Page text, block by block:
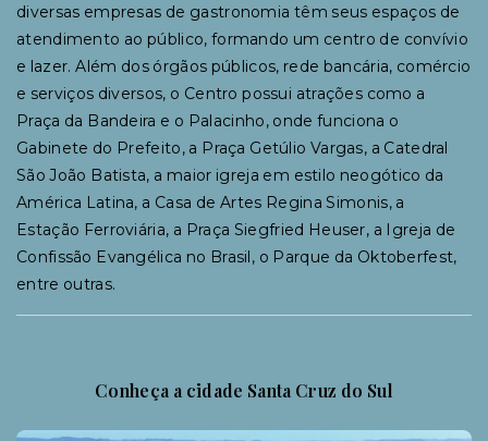
diversas empresas de gastronomia têm seus espaços de
atendimento ao público, formando um centro de convívio
e lazer. Além dos órgãos públicos, rede bancária, comércio
e serviços diversos, o Centro possui atrações como a
Praça da Bandeira e o Palacinho, onde funciona o
Gabinete do Prefeito, a Praça Getúlio Vargas, a Catedral
São João Batista, a maior igreja em estilo neogótico da
América Latina, a Casa de Artes Regina Simonis, a
Estação Ferroviária, a Praça Siegfried Heuser, a Igreja de
Confissão Evangélica no Brasil, o Parque da Oktoberfest,
entre outras.
Conheça a cidade Santa Cruz do Sul